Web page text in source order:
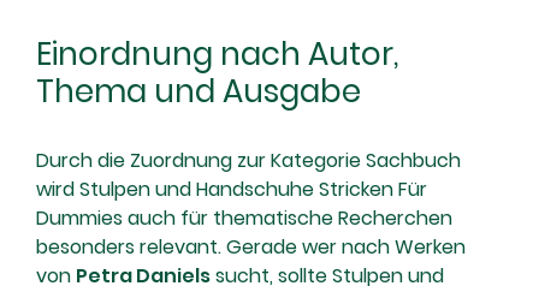
Einordnung nach Autor,
Thema und Ausgabe
Durch die Zuordnung zur Kategorie Sachbuch
wird Stulpen und Handschuhe Stricken Für
Dummies auch für thematische Recherchen
besonders relevant. Gerade wer nach Werken
von Petra Danielssucht, sollte Stulpen und